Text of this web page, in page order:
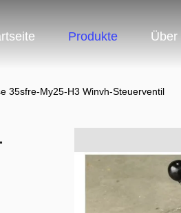
Produkte Über
35sfre-My25-H3 Winvh-Steuerventil